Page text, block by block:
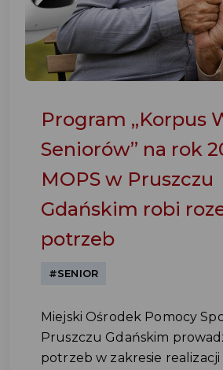
Program „Korpus
Seniorów” na rok
MOPS w Pruszczu
Gdańskim robi
potrzeb
#SENIOR
Miejski Ośrodek Pomocy
Pruszczu Gdańskim
potrzeb w zakresie